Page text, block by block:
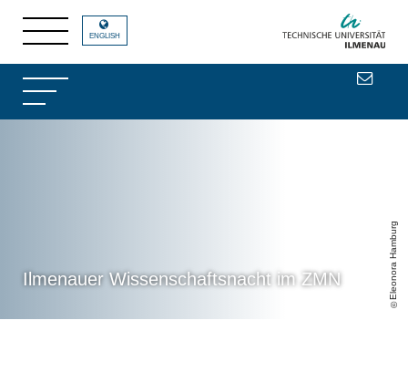
Ilmenauer Wissenschaftsnacht im ZMN Eleonora Hamburg
ENGLISH